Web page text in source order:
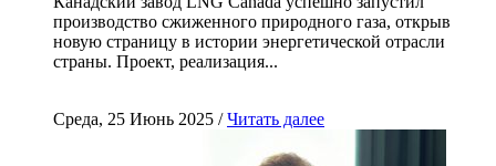
производство сжиженного природного газа, открыв
новую страницу в истории энергетической отрасли
страны. Проект, реализация...
Среда, 25 Июнь 2025 /Читать далее